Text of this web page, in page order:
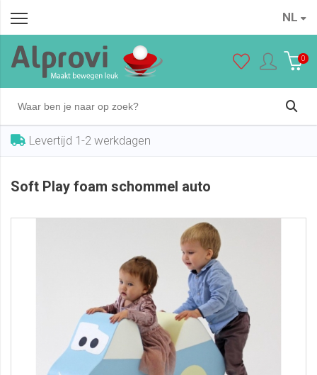
NL
0
Levertijd 1-2 werkdagen
Soft Play foam schommel auto
€ 108,00